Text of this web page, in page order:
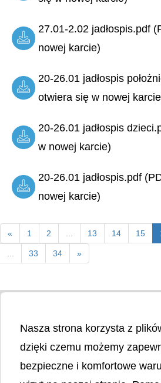
27.01-2.02 jadłospis.pdf
nowej karcie)
20-26.01 jadłospis
otwiera się w nowej
20-26.01 jadłospis
w nowej karcie)
20-26.01 jadłospis.pdf
nowej karcie)
« 1 2 13 14 15
33 34 »
Nasza strona korzysta z
dzięki czemu możemy
bezpieczne i komfortowe